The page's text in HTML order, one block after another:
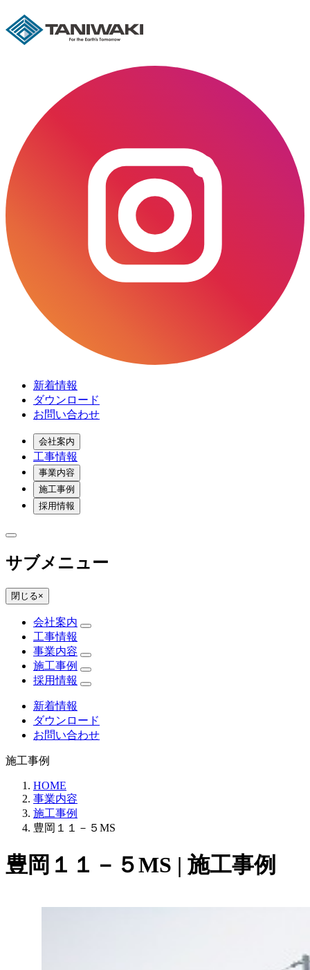
新着情報
ダウンロード
お問い合わせ
会社案内
工事情報
事業内容
施工事例
採用情報
サブメニュー
閉じる×
会社案内
工事情報
事業内容
施工事例
採用情報
新着情報
ダウンロード
お問い合わせ
施工事例
HOME
事業内容
施工事例
豊岡１１－５MS
豊岡１１－５MS | 施工事例